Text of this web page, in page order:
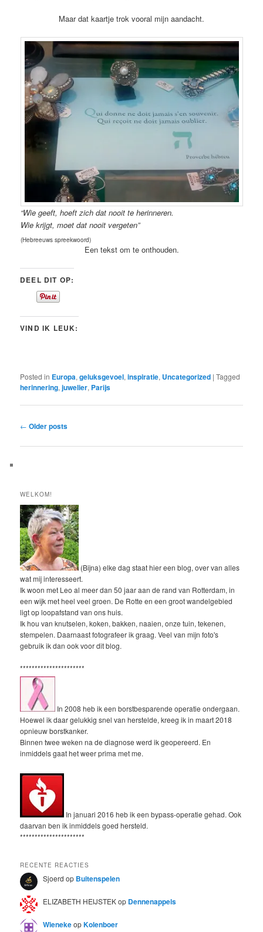
Maar dat kaartje trok vooral mijn aandacht.
“Wie geeft, hoeft zich dat nooit te herinneren.
Wie krijgt, moet dat nooit vergeten”
(Hebreeuws spreekwoord)
Een tekst om te onthouden.
DEEL DIT OP:
VIND IK LEUK:
Posted in Europa,geluksgevoel,inspiratie, Uncategorized |Tagged
herinnering,juwelier, Parijs
Post
← Older posts
WELKOM!
(Bijna) elke dag staat hier een blog, over van alles
wat mij interesseert.
Ik woon met Leo al meer dan 50 jaar aan de rand van Rotterdam, in
een wijk met heel veel groen. De Rotte en een groot wandelgebied
ligt op loopafstand van ons huis.
Ik hou van knutselen, koken, bakken, naaien, onze tuin, tekenen,
stempelen. Daarnaast fotografeer ik graag. Veel van mijn foto's
gebruik ik dan ook voor dit blog.
**********************
In 2008 heb ik een borstbesparende operatie ondergaan.
Hoewel ik daar gelukkig snel van herstelde, kreeg ik in maart 2018
opnieuw borstkanker.
Binnen twee weken na de diagnose werd ik geopereerd. En
inmiddels gaat het weer prima met me.
In januari 2016 heb ik een bypass-operatie gehad. Ook
daarvan ben ik inmiddels goed hersteld.
**********************
RECENTE REACTIES
Sjoerd op Buitenspelen
ELIZABETH HEIJSTEKop Dennenappels
WienekeopKolenboer